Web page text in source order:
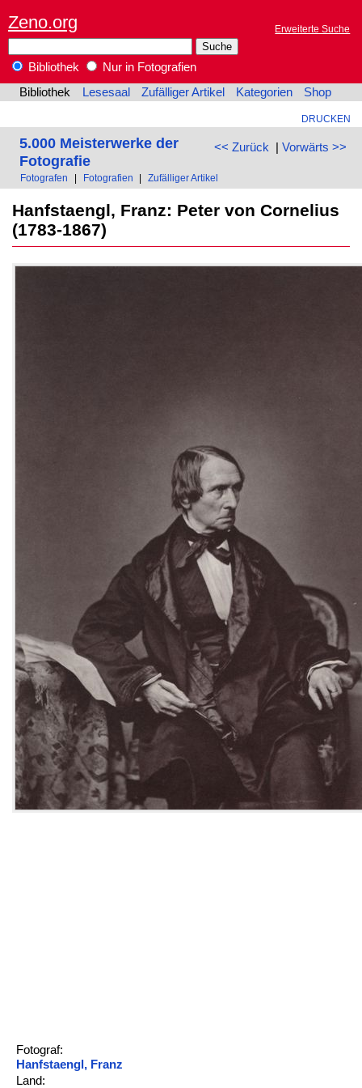
Zeno.org Erweiterte Suche
Bibliothek
Nur in Fotografien
Bibliothek
Lesesaal Zufälliger Artikel Kategorien Shop
DRUCKEN
<< Zurück | Vorwärts >>
5.000 Meisterwerke der
Fotografie
Fotografen Fotografien Zufälliger Artikel
Hanfstaengl, Franz: Peter von Cornelius
(1783-1867)
Fotograf:
Hanfstaengl, Franz
Land: